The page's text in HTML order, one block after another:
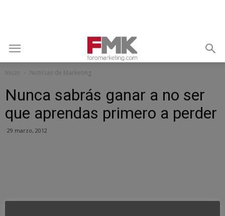
Inicio Noticias de Marketing
Nunca sabrás ganar a no ser
que aprendas primero a perder
29 marzo, 2012